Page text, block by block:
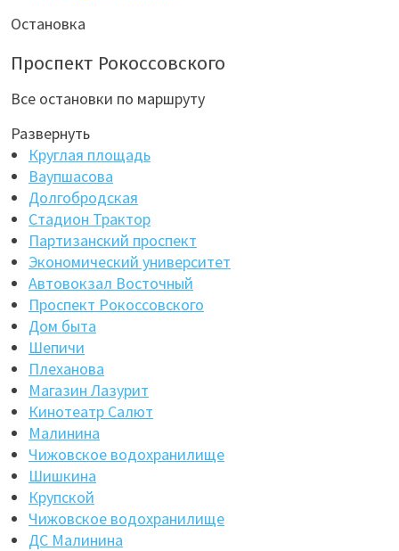
Остановка
Проспект Рокоссовского
Все остановки по маршруту
Развернуть
Круглая площадь
Ваупшасова
Долгобродская
Стадион Трактор
Партизанский проспект
Экономический университет
Автовокзал Восточный
Проспект Рокоссовского
Дом быта
Шепичи
Плеханова
Магазин Лазурит
Кинотеатр Салют
Малинина
Чижовское водохранилище
Шишкина
Крупской
Чижовское водохранилище
ДС Малинина